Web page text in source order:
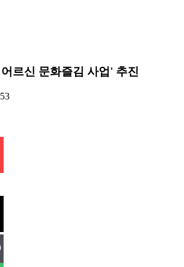
르신 문화즐김 사업' 추진